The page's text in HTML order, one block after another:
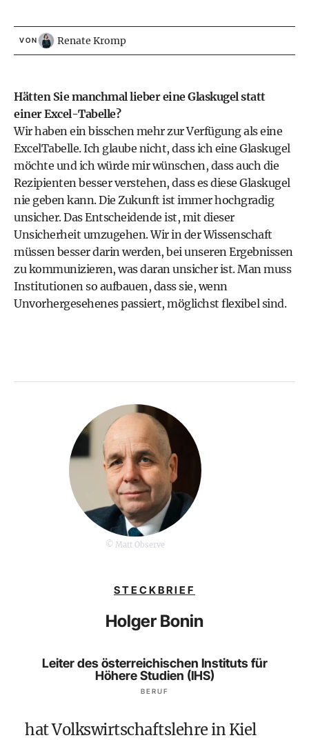
VON Renate Kromp
Hätten Sie manchmal lieber eine Glaskugel statt
einer Excel-Tabelle?
Wir haben ein bisschen mehr zur Verfügung als eine
ExcelTabelle. Ich glaube nicht, dass ich eine Glaskugel
möchte und ich würde mir wünschen, dass auch die
Rezipienten besser verstehen, dass es diese Glaskugel
nie geben kann. Die Zukunft ist immer hochgradig
unsicher. Das Entscheidende ist, mit dieser
Unsicherheit umzugehen. Wir in der Wissenschaft
müssen besser darin werden, bei unseren Ergebnissen
zu kommunizieren, was daran unsicher ist. Man muss
Institutionen so aufbauen, dass sie, wenn
Unvorhergesehenes passiert, möglichst flexibel sind.
© Matt Observe
STECKBRIEF
Holger Bonin
BERUF
Leiter des österreichischen Instituts für
Höhere Studien (IHS)
hat Volkswirtschaftslehre in Kiel